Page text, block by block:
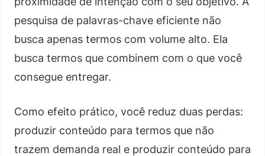
pesquisa de palavras-chave eficiente não
busca apenas termos com volume alto. Ela
busca termos que combinem com o que você
consegue entregar.
Como efeito prático, você reduz duas perdas:
produzir conteúdo para termos que não
trazem demanda real e produzir conteúdo para